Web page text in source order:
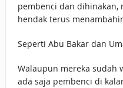
pembenci dan dihinakan,
hendak terus
Seperti Abu Bakar dan
Walaupun mereka sudah
ada saja pembenci di